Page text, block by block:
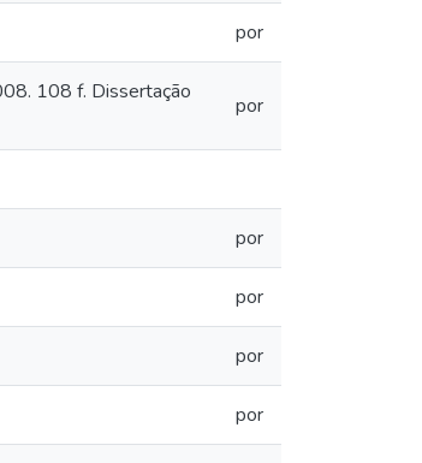
por
108 f. Dissertação
por
por
por
por
por